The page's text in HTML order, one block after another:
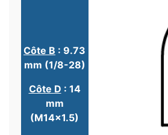
Côte B : 9.73
mm (1/8-28)
Côte D : 14
mm
(M14x1.5)